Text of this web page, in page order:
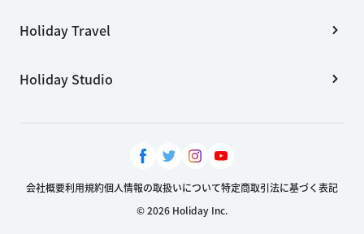
Holiday Travel
Holiday Studio
会社概要利用規約個人情報の取扱いについて特定商取引法に基づく表記
© 2026 Holiday Inc.